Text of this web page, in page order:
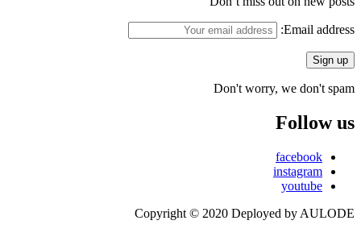
Email address:
Don't worry, we don't spam
Follow us
facebook
instagram
youtube
Copyright © 2020 Deployed by AULODE